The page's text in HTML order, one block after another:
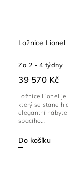
Ložnice Lionel
Za 2 - 4 týdny
39 570 Kč
Do košíku
Ložnice Lionel
který se stane
elegantní
spacího...